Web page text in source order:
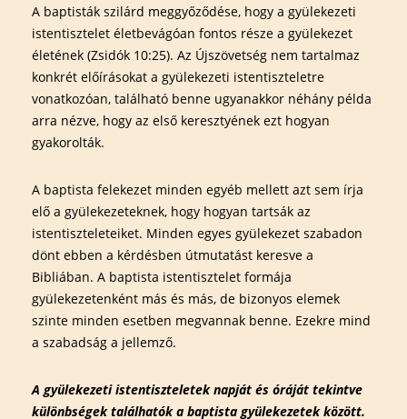
A baptisták szilárd meggyőződése, hogy a gyülekezeti
istentisztelet életbevágóan fontos része a gyülekezet
életének (Zsidók 10:25). Az Újszövetség nem tartalmaz
konkrét előírásokat a gyülekezeti istentiszteletre
vonatkozóan, található benne ugyanakkor néhány példa
arra nézve, hogy az első keresztyének ezt hogyan
gyakorolták.
A baptista felekezet minden egyéb mellett azt sem írja
elő a gyülekezeteknek, hogy hogyan tartsák az
istentiszteleteiket. Minden egyes gyülekezet szabadon
dönt ebben a kérdésben útmutatást keresve a
Bibliában. A baptista istentisztelet formája
gyülekezetenként más és más, de bizonyos elemek
szinte minden esetben megvannak benne. Ezekre mind
a szabadság a jellemző.
A gyülekezeti istentiszteletek napját és óráját tekintve
különbségek találhatók a baptista gyülekezetek között.